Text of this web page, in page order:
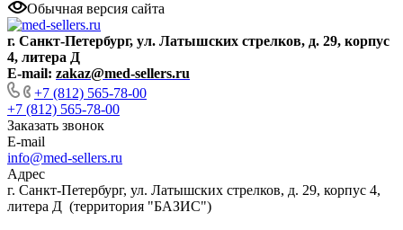
Обычная версия сайта
г. Санкт-Петербург, ул. Латышских стрелков, д. 29, корпус
4, литера Д
E-mail: zakaz@med-sellers.ru
+7 (812) 565-78-00
+7 (812) 565-78-00
Заказать звонок
E-mail
info@med-sellers.ru
Адрес
г. Санкт-Петербург, ул. Латышских стрелков, д. 29, корпус 4,
литера Д (территория "БАЗИС")